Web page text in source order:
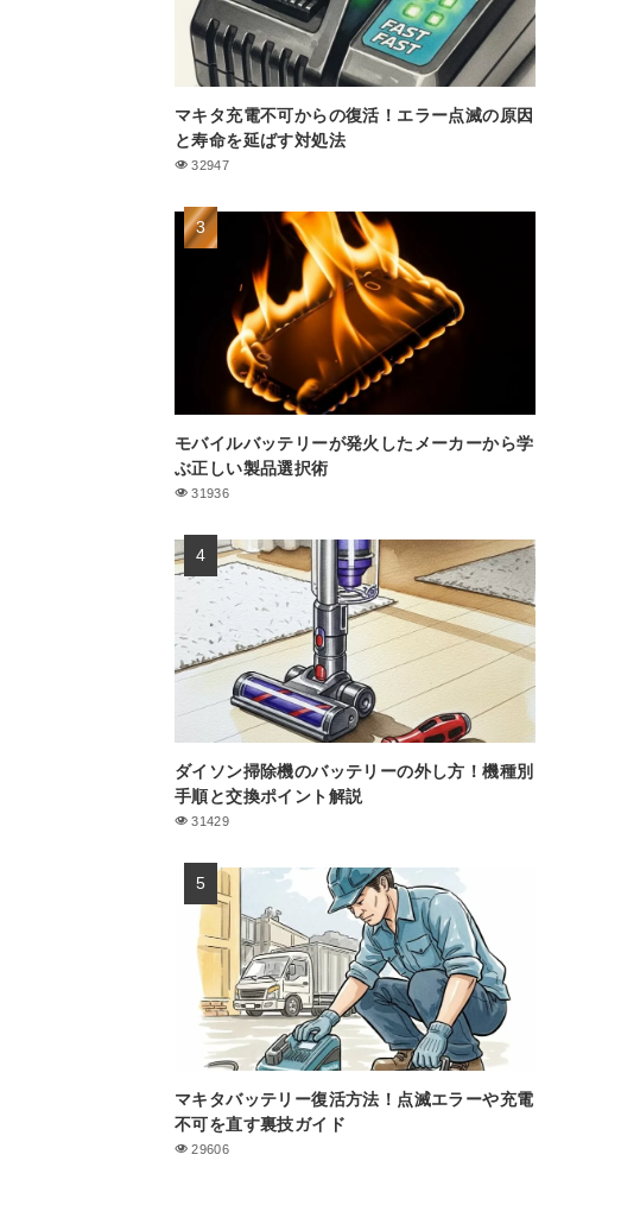
マキタ充電不可からの復活！エラー点滅の原因
と寿命を延ばす対処法
32947
モバイルバッテリーが発火したメーカーから学
ぶ正しい製品選択術
31936
ダイソン掃除機のバッテリーの外し方！機種別
手順と交換ポイント解説
31429
マキタバッテリー復活方法！点滅エラーや充電
不可を直す裏技ガイド
29606